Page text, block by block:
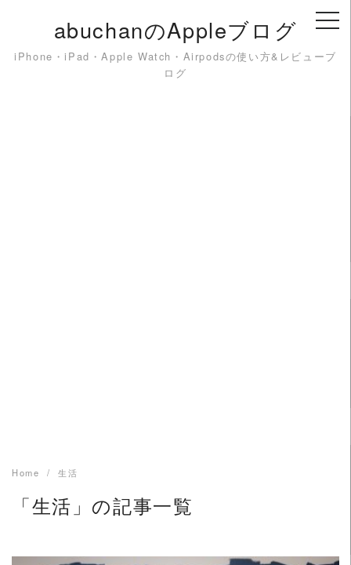
content
abuchanのAppleブログ
iPhone・iPad・Apple Watch・Airpodsの使い方&レビューブ
ログ
Home 生活
「生活」の記事一覧